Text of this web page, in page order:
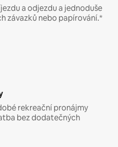
a odjezdu a jednoduše
závazků nebo papírování.*
rekreační pronájmy
bez dodatečných